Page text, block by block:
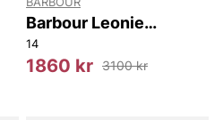
Barbour Leonie
Overshirt
14
1860 kr 3100 kr